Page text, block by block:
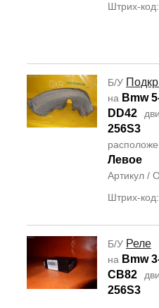
Штрих-
Б/У
на Bmw
DD42
256S3
Левое
Артикул /
Штрих-
Б/У Реле
на Bmw
CB82
256S3